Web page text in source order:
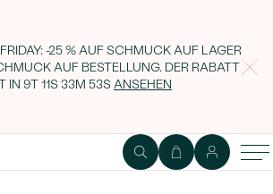
-25 % AUF SCHMUCK AUF LAGER
AUF BESTELLUNG. DER RABATT
IN 9T 11S 33M 52SANSEHEN